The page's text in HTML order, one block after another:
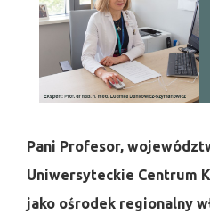
Pani Profesor,
Uniwersyteckie Centrum
jako ośrodek regionalny